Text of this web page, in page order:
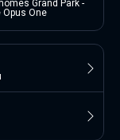
Grand Park -
Opus One